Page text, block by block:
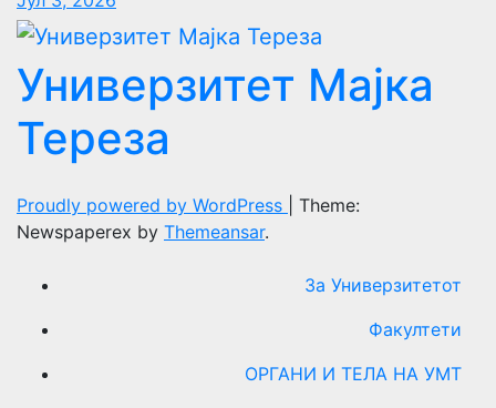
Универзитет Мајка
Тереза
Proudly powered by WordPress
Theme:
Newspaperex by Themeansar.
За Универзитетот
Факултети
ОРГАНИ И ТЕЛА НА УМТ